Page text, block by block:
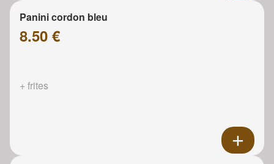
Panini cordon bleu
8.50 €
+ frites